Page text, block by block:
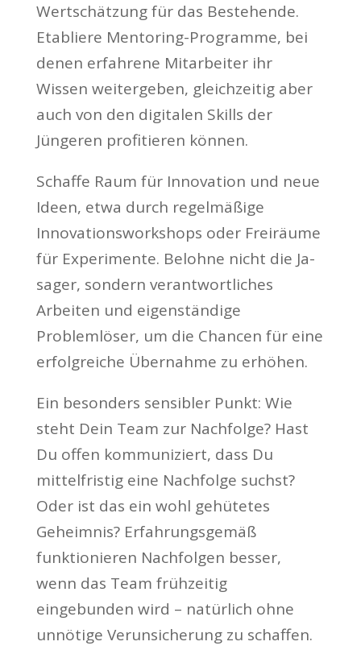
Wertschätzung für das Bestehende.
Etabliere Mentoring-Programme, bei
denen erfahrene Mitarbeiter ihr
Wissen weitergeben, gleichzeitig aber
auch von den digitalen Skills der
Jüngeren profitieren können.
Schaffe Raum für Innovation und neue
Ideen, etwa durch regelmäßige
Innovationsworkshops oder Freiräume
für Experimente. Belohne nicht die Ja-
sager, sondern verantwortliches
Arbeiten und eigenständige
Problemlöser, um die Chancen für eine
erfolgreiche Übernahme zu erhöhen.
Ein besonders sensibler Punkt: Wie
steht Dein Team zur Nachfolge? Hast
Du offen kommuniziert, dass Du
mittelfristig eine Nachfolge suchst?
Oder ist das ein wohl gehütetes
Geheimnis? Erfahrungsgemäß
funktionieren Nachfolgen besser,
wenn das Team frühzeitig
eingebunden wird – natürlich ohne
unnötige Verunsicherung zu schaffen.